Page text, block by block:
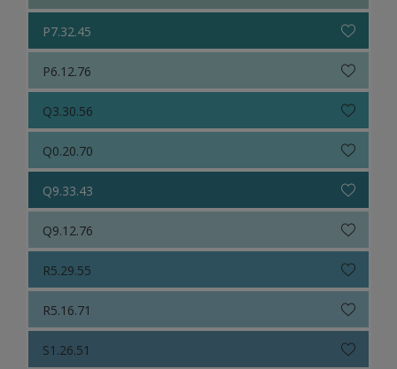
P7.32.45
P6.12.76
Q3.30.56
Q0.20.70
Q9.33.43
Q9.12.76
R5.29.55
R5.16.71
S1.26.51